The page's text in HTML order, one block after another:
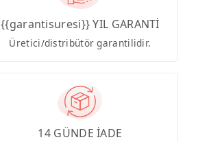
{{garantisuresi}} YIL GARANTİ
Üretici/distribütör garantilidir.
14 GÜNDE İADE